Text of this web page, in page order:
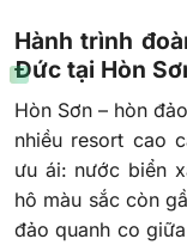
Hành trình
Đức tại Hòn
Hòn Sơn – hòn
nhiều resort cao
ưu ái: nước biển
hô màu sắc còn
đảo quanh co